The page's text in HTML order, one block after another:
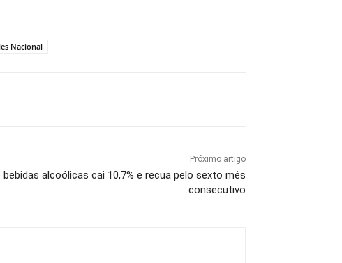
Nacional
Próximo artigo
bebidas alcoólicas cai 10,7% e recua pelo sexto mês
consecutivo